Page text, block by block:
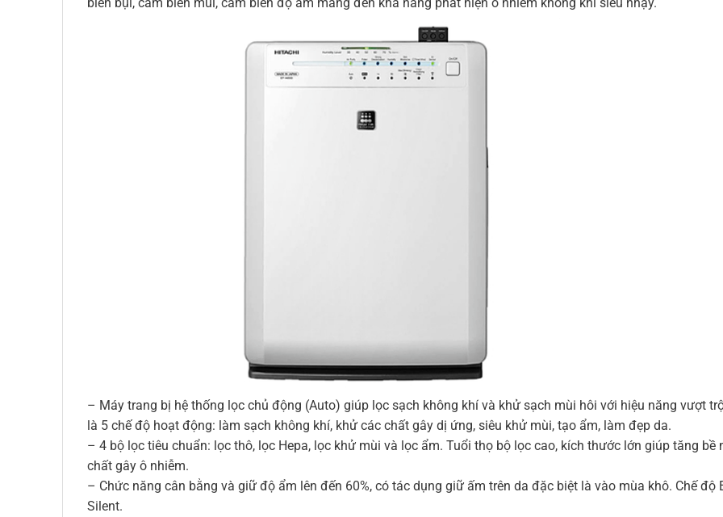
– Máy trang bị hệ thống lọc chủ động (Auto) giúp lọc sạch không khí và khử sạch mùi hôi với hiệu năng vượt
là 5 chế độ hoạt động: làm sạch không khí, khử các chất gây dị ứng, siêu khử mùi, tạo ẩm, làm đẹp da.
– 4 bộ lọc tiêu chuẩn: lọc thô, lọc Hepa, lọc khử mùi và lọc ẩm. Tuổi thọ bộ lọc cao, kích thước lớn giúp tăng
chất gây ô nhiễm.
– Chức năng cân bằng và giữ độ ẩm lên đến 60%, có tác dụng giữ ấm trên da đặc biệt là vào mùa khô. Chế
Silent.